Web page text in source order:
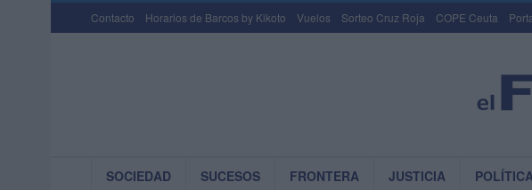
Contacto Horarios de Barcos by Kikoto Vuelos Sorteo Cruz Roja COPE Ceuta
SOCIEDAD SUCESOS FRONTERA JUSTICIA